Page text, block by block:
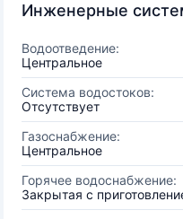
Инженерные
Водоотведение:
Центральное
Система водостоков:
Отсутствует
Газоснабжение:
Центральное
Горячее водоснабжение:
Закрытая с